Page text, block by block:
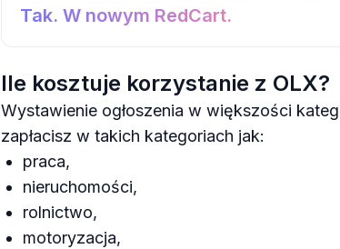
Tak. W nowym RedCart.
Ile kosztuje korzystanie z OLX?
Wystawienie ogłoszenia w większości
zapłacisz w takich kategoriach jak:
praca,
nieruchomości,
rolnictwo,
motoryzacja,